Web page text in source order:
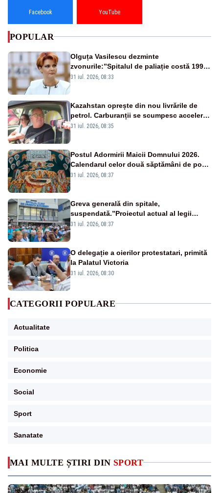
MAI MULTE ȘTIRI DIN SPORT
Facebook YouTube
POPULAR
Olguța Vasilescu dezminte
zvonurile:”Spitalul de paliație costă 199
de milioane de euro, nu 500 de milioane”
31 iul. 2026, 08:33
Kazahstan oprește din nou livrările de
petrol. Carburanții se scumpesc accelerat,
iar românii plătesc nota de plată
31 iul. 2026, 08:35
Postul Adormirii Maicii Domnului 2026.
Calendarul celor două săptămâni de post
și zilele cu dezlegare la pește
31 iul. 2026, 08:37
Greva generală din spitale,
suspendată.”Proiectul actual al legii
salarizării nu mai există pentru noi”
31 iul. 2026, 08:37
O delegație a oierilor protestatari, primită
la Palatul Victoria
31 iul. 2026, 08:30
CATEGORII POPULARE
Actualitate
Politica
Economie
Social
Sport
Sanatate